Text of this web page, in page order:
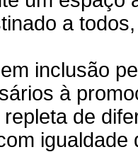
a
inclusão
à
de
igualdade